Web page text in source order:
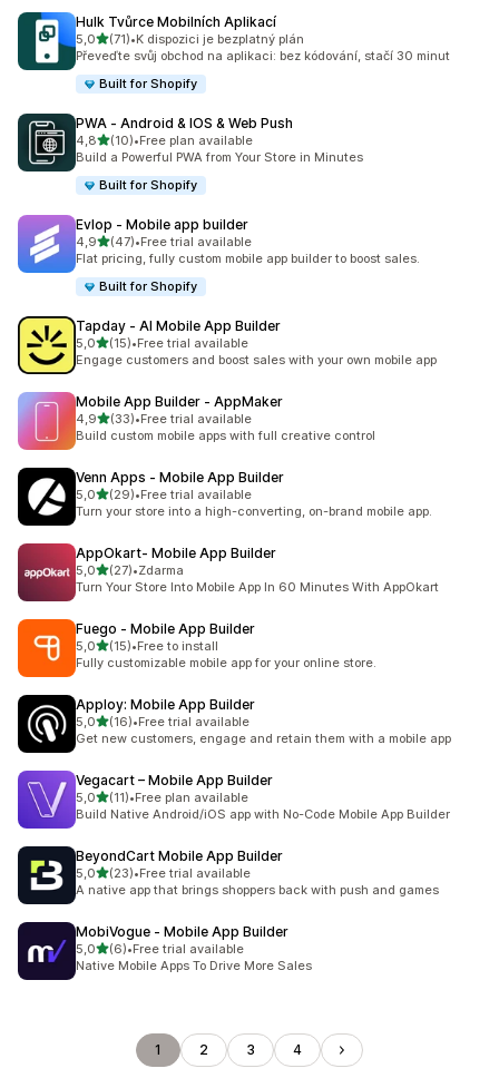
Hulk Tvůrce Mobilních Aplikací
5,0z 5 hvězd
(71)
Celkový počet recenzí: 71
•K dispozici je bezplatný plán
Převeďte svůj obchod na aplikaci: bez kódování, stačí 30 minut
Built for Shopify
PWA ‑ Android & IOS & Web Push
4,8z 5 hvězd
(10)
Celkový počet recenzí: 10
•Free plan available
Build a Powerful PWA from Your Store in Minutes
Built for Shopify
Evlop ‑ Mobile app builder
4,9z 5 hvězd
(47)
Celkový počet recenzí: 47
•Free trial available
Flat pricing, fully custom mobile app builder to boost sales.
Built for Shopify
Tapday ‑ AI Mobile App Builder
5,0z 5 hvězd
(15)
Celkový počet recenzí: 15
•Free trial available
Engage customers and boost sales with your own mobile app
Mobile App Builder ‑ AppMaker
4,9z 5 hvězd
(33)
Celkový počet recenzí: 33
•Free trial available
Build custom mobile apps with full creative control
Venn Apps ‑ Mobile App Builder
5,0z 5 hvězd
(29)
Celkový počet recenzí: 29
•Free trial available
Turn your store into a high-converting, on-brand mobile app.
AppOkart‑ Mobile App Builder
5,0z 5 hvězd
(27)
Celkový počet recenzí: 27
•Zdarma
Turn Your Store Into Mobile App In 60 Minutes With AppOkart
Fuego ‑ Mobile App Builder
5,0z 5 hvězd
(15)
Celkový počet recenzí: 15
•Free to install
Fully customizable mobile app for your online store.
Apploy: Mobile App Builder
5,0z 5 hvězd
(16)
Celkový počet recenzí: 16
•Free trial available
Get new customers, engage and retain them with a mobile app
Vegacart – Mobile App Builder
5,0z 5 hvězd
(11)
Celkový počet recenzí: 11
•Free plan available
Build Native Android/iOS app with No-Code Mobile App Builder
BeyondCart Mobile App Builder
5,0z 5 hvězd
(23)
Celkový počet recenzí: 23
•Free trial available
A native app that brings shoppers back with push and games
MobiVogue ‑ Mobile App Builder
5,0z 5 hvězd
(6)
Celkový počet recenzí: 6
•Free trial available
Native Mobile Apps To Drive More Sales
1 2 3 4